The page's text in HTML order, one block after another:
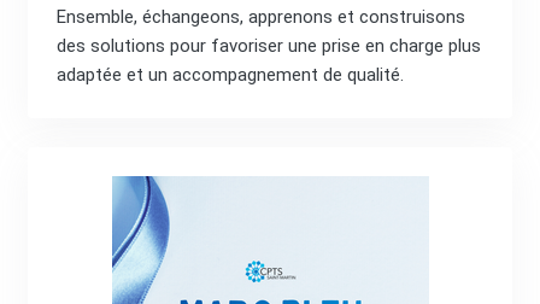
Ensemble, échangeons, apprenons et construisons
des solutions pour favoriser une prise en charge plus
adaptée et un accompagnement de qualité.